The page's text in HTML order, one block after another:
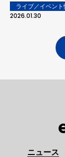
ライブ／イベント
2026.01.30
ニュース